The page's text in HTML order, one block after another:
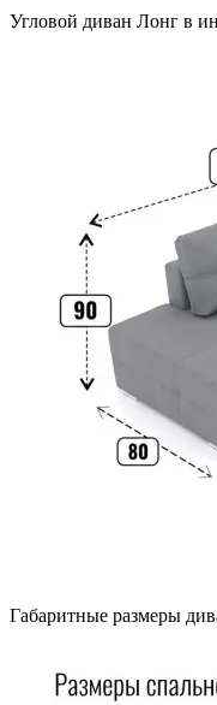
Угловой диван Лонг в
Габаритные размеры